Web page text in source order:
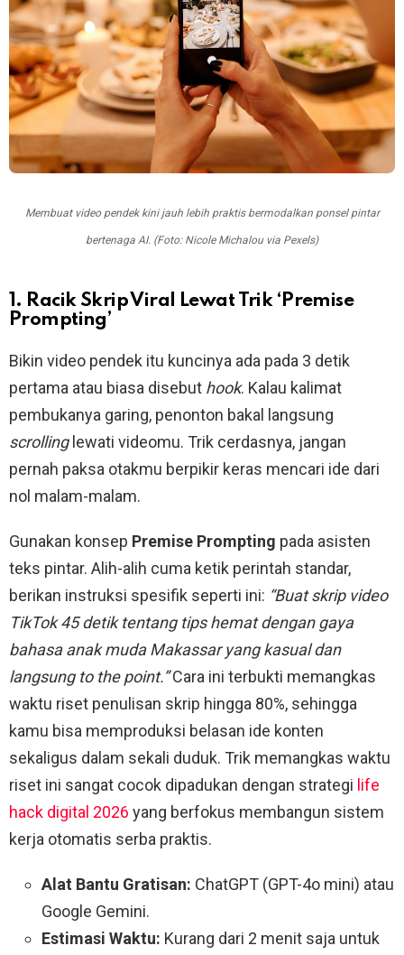
Membuat video pendek kini jauh lebih praktis bermodalkan ponsel pintar
bertenaga AI. (Foto: Nicole Michalou via Pexels)
1. Racik Skrip Viral Lewat Trik ‘Premise
Prompting’
Bikin video pendek itu kuncinya ada pada 3 detik
pertama atau biasa disebut hook. Kalau kalimat
pembukanya garing, penonton bakal langsung
scrollinglewati videomu. Trik cerdasnya, jangan
pernah paksa otakmu berpikir keras mencari ide dari
nol malam-malam.
Gunakan konsep Premise Prompting pada asisten
teks pintar. Alih-alih cuma ketik perintah standar,
berikan instruksi spesifik seperti ini: “Buat skrip video
TikTok 45 detik tentang tips hemat dengan gaya
bahasa anak muda Makassar yang kasual dan
langsung to the point.”Cara ini terbukti memangkas
waktu riset penulisan skrip hingga 80%, sehingga
kamu bisa memproduksi belasan ide konten
sekaligus dalam sekali duduk. Trik memangkas waktu
riset ini sangat cocok dipadukan dengan strategi life
hack digital 2026 yang berfokus membangun sistem
kerja otomatis serba praktis.
Alat Bantu Gratisan: ChatGPT (GPT-4o mini) atau
Google Gemini.
Estimasi Waktu: Kurang dari 2 menit saja untuk